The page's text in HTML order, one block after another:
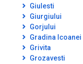
Giulesti
Giurgiului
Gorjului
Gradina Icoanei
Grivita
Grozavesti